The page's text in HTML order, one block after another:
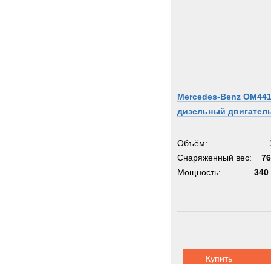
Mercedes-Benz
дизельный
Объём:
Снаряженный вес:
Мощность:
340
Купить